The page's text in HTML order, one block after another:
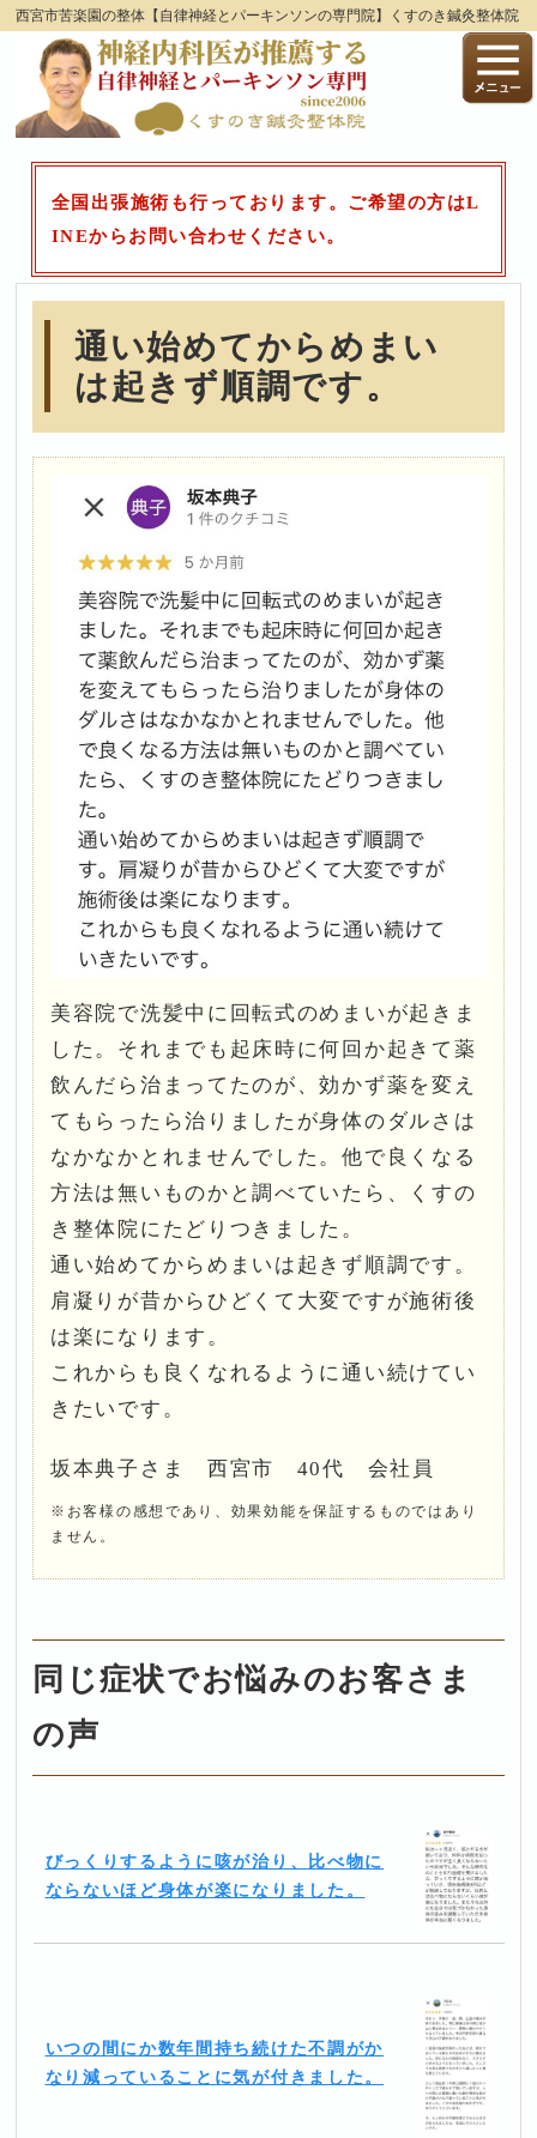
西宮市苦楽園の整体【自律神経とパーキンソンの専門院】くすのき鍼灸整体院
全国出張施術も行っております。ご希望の方はL
INEからお問い合わせください。
通い始めてからめまい
は起きず順調です。
美容院で洗髪中に回転式のめまいが起きま
した。それまでも起床時に何回か起きて薬
飲んだら治まってたのが、効かず薬を変え
てもらったら治りましたが身体のダルさは
なかなかとれませんでした。他で良くなる
方法は無いものかと調べていたら、くすの
き整体院にたどりつきました。
通い始めてからめまいは起きず順調です。
肩凝りが昔からひどくて大変ですが施術後
は楽になります。
これからも良くなれるように通い続けてい
きたいです。
坂本典子さま 西宮市 40代 会社員
※お客様の感想であり、効果効能を保証するものではあり
ません。
同じ症状でお悩みのお客さま
の声
びっくりするように咳が治り、比べ物に
ならないほど身体が楽になりました。
いつの間にか数年間持ち続けた不調がか
なり減っていることに気が付きました。